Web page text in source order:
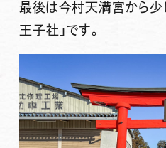
最後は今村天満宮から少
王子社」です。